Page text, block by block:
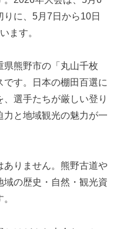
に、5月7日から10日
ます。
県熊野市の「丸山千枚
す。日本の棚田百選に
選手たちが厳しい登り
力と地域観光の魅力が一
ありません。熊野古道や
域の歴史・自然・観光資